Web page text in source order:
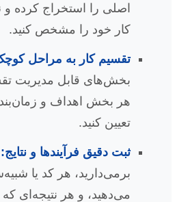
اصلی را استخراج کرده و
کار خود را مشخص کنید.
تقسیم کار به مراحل
بخش‌های قابل مدیریت
هر بخش اهداف و
تعیین کنید.
ثبت دقیق فرآیندها و نتایج:
برمی‌دارید، هر کد یا
می‌دهید، و هر نتیجه‌ای